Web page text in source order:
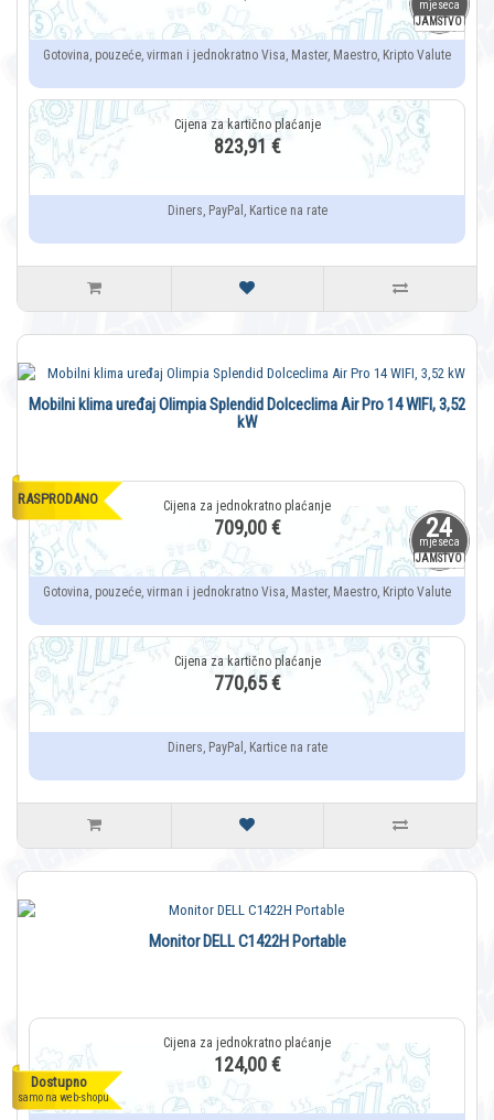
mjeseca
JAMSTVO
Gotovina, pouzeće, virman i jednokratno Visa, Master, Maestro, Kripto Valute
823,91 €
Diners, PayPal, Kartice na rate
24
mjeseca
JAMSTVO
RASPRODANO
Mobilni klima uređaj Olimpia Splendid Dolceclima Air Pro 14 WIFI, 3,52
kW
709,00 €
Gotovina, pouzeće, virman i jednokratno Visa, Master, Maestro, Kripto Valute
770,65 €
Diners, PayPal, Kartice na rate
Dostupno
samo na web-shopu
Monitor DELL C1422H Portable
124,00 €